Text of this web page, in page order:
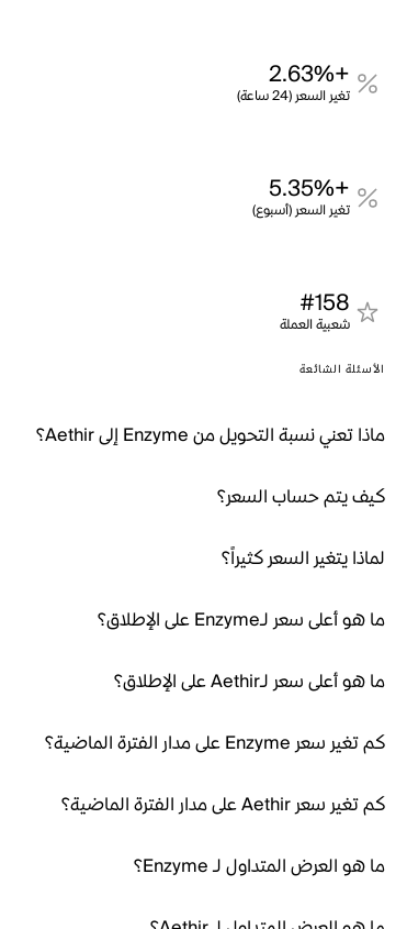
+2.63%
تغير السعر (24 ساعة)
+5.35%
تغير السعر (أسبوع)
#158
شعبية العملة
الأسئلة الشائعة
ماذا تعني نسبة التحويل من Enzyme إلى Aethir؟
كيف يتم حساب السعر؟
لماذا يتغير السعر كثيراً؟
ما هو أعلى سعر لـEnzyme على الإطلاق؟
ما هو أعلى سعر لـAethir على الإطلاق؟
كم تغير سعر Enzyme على مدار الفترة الماضية؟
كم تغير سعر Aethir على مدار الفترة الماضية؟
ما هو العرض المتداول لـ Enzyme؟